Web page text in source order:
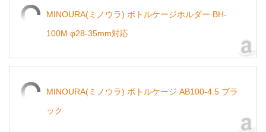
MINOURA(ミノウラ) ボトルケージホルダー BH-
100M φ28-35mm対応
MINOURA(ミノウラ) ボトルケージ AB100-4.5 ブラ
ック